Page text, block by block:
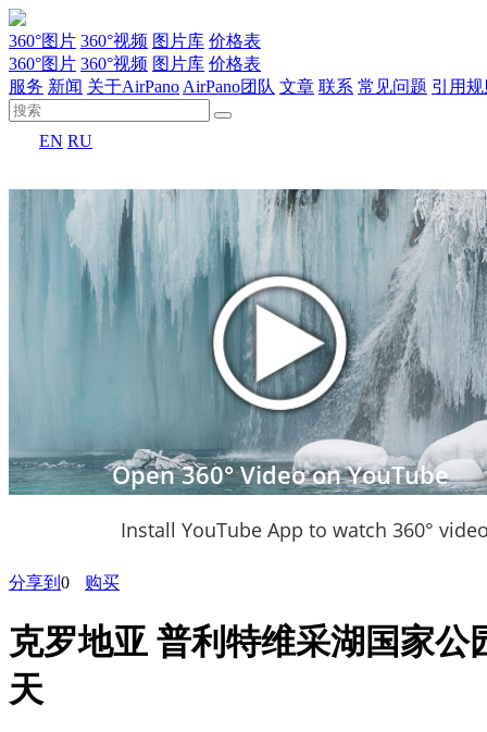
360°图片 360°视频 图片库 价格表
360°图片 360°视频 图片库 价格表
服务 新闻 关于AirPano AirPano团队 文章 联系 常见问题 引用
EN RU
Open 360° Video on YouTube
Install YouTube App to watch 360°
分享到 0 购买
克罗地亚 普利特维采湖国家公
天